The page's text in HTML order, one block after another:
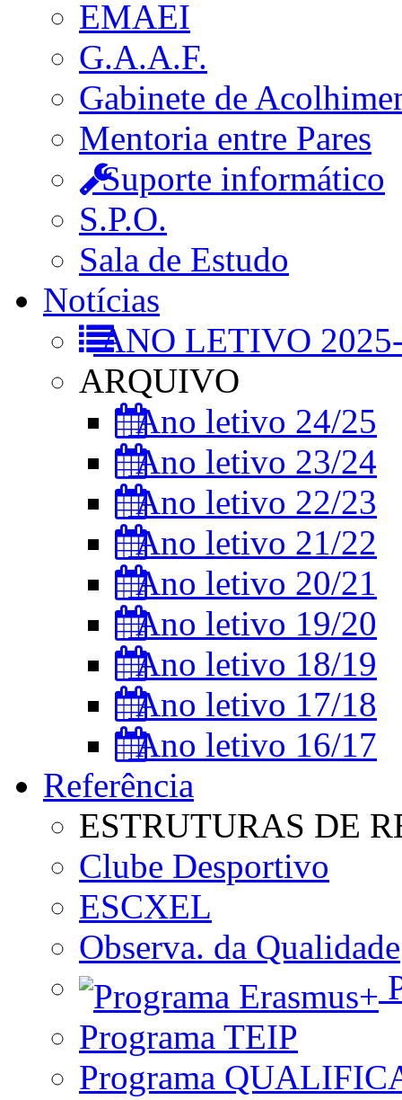
EMAEI
G.A.A.F.
Gabinete de
Mentoria entre Pares
Suporte informático
S.P.O.
Sala de Estudo
Notícias
ANO LETIVO
ARQUIVO
Ano letivo 24/25
Ano letivo 23/24
Ano letivo 22/23
Ano letivo 21/22
Ano letivo 20/21
Ano letivo 19/20
Ano letivo 18/19
Ano letivo 17/18
Ano letivo 16/17
Referência
ESTRUTURAS DE
Clube Desportivo
ESCXEL
Observa. da Qualidade
Programa TEIP
Programa